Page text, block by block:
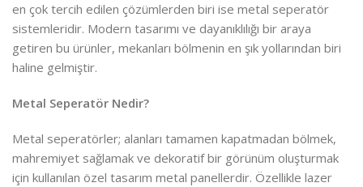
en çok tercih edilen çözümlerden biri ise metal seperatör
sistemleridir. Modern tasarımı ve dayanıklılığı bir araya
getiren bu ürünler, mekanları bölmenin en şık yollarından biri
haline gelmiştir.
Metal Seperatör Nedir?
Metal seperatörler; alanları tamamen kapatmadan bölmek,
mahremiyet sağlamak ve dekoratif bir görünüm oluşturmak
için kullanılan özel tasarım metal panellerdir. Özellikle lazer